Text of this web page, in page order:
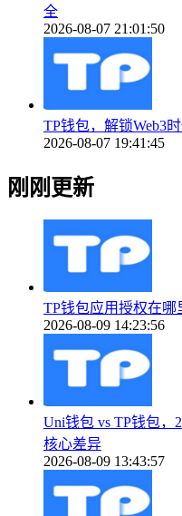
全
2026-08-07 21:01:50
TP钱包，解锁Web3
2026-08-07 19:41:45
刚刚更新
TP钱包应用授权在
2026-08-09 14:23:56
Uni钱包 vs TP钱包，
核心差异
2026-08-09 13:43:57